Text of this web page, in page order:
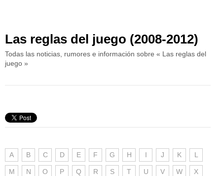
Las reglas del juego (2008-2012)
Todas las noticias, rumores e información sobre « Las reglas del
juego »
A B C D E F G H I J K L
M N O P Q R S T U V W X